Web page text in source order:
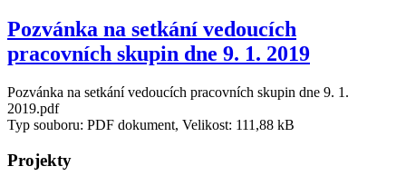
Pozvánka na setkání vedoucích
pracovních skupin dne 9. 1. 2019
Pozvánka na setkání vedoucích pracovních skupin dne 9. 1.
2019.pdf
Typ souboru: PDF dokument, Velikost: 111,88 kB
Projekty